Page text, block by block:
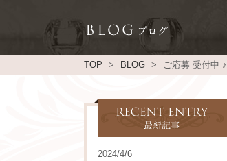
TOP BLOG ご応募 受付中 ♪
2024/4/6